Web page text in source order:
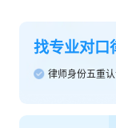
找专业对口
律师身份五重